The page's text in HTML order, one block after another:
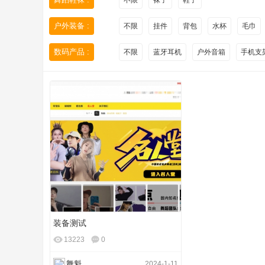
户外装备 : 不限 挂件 背包 水杯 毛巾
数码产品 : 不限 蓝牙耳机 户外音箱 手机支
装备测试
13223 0